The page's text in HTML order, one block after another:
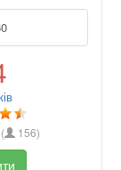
( 156)